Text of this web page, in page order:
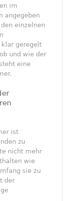
im
angegeben
einzelnen
klar geregelt
und wie der
eine
ist
zu
nicht mehr
wie
sie zu
der